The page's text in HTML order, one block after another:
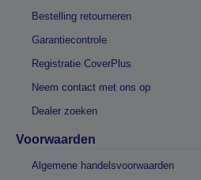
Bestelling retourneren
Garantiecontrole
Registratie CoverPlus
Neem contact met ons op
Dealer zoeken
Voorwaarden
Algemene handelsvoorwaarden